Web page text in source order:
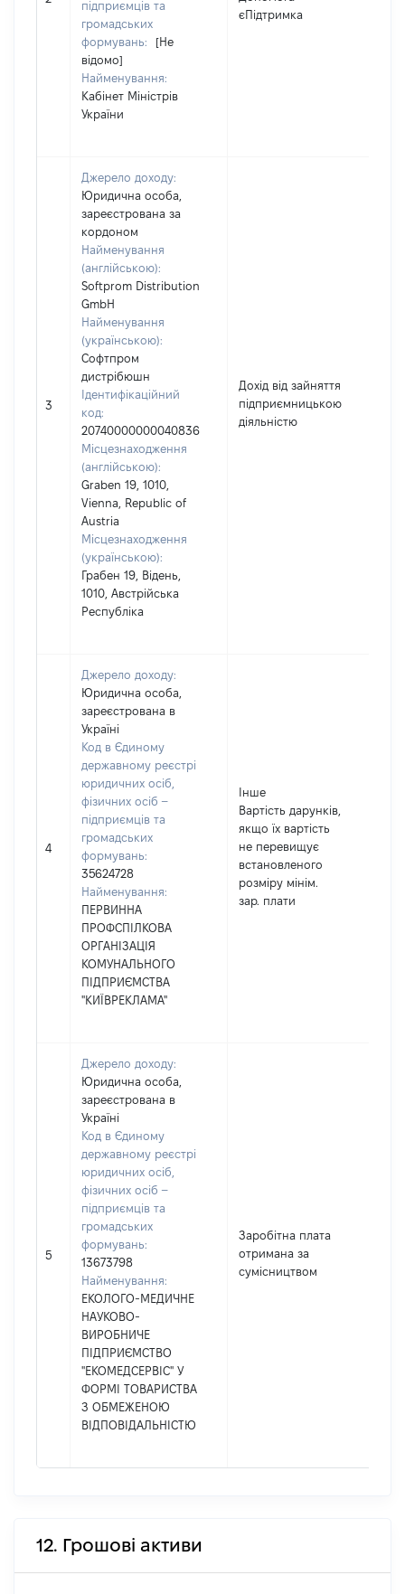
підприємців та
громадських
формувань:
[Не
відомо]
Найменування:
Кабінет Міністрів
України
єПідтримка
3
Джерело доходу:
Юридична особа,
зареєстрована за
кордоном
Найменування
(англійською):
Softprom Distribution
GmbH
Найменування
(українською):
Софтпром
дистрібюшн
Ідентифікаційний
код:
20740000000040836
Місцезнаходження
(англійською):
Graben 19, 1010,
Vienna, Republic of
Austria
Місцезнаходження
(українською):
Грабен 19, Відень,
1010, Австрійська
Республіка
Дохід від зайняття
підприємницькою
діяльністю
4
Джерело доходу:
Юридична особа,
зареєстрована в
Україні
Код в Єдиному
державному реєстрі
юридичних осіб,
фізичних осіб –
підприємців та
громадських
формувань:
35624728
Найменування:
ПЕРВИННА
ПРОФСПІЛКОВА
ОРГАНІЗАЦІЯ
КОМУНАЛЬНОГО
ПІДПРИЄМСТВА
"КИЇВРЕКЛАМА"
Інше
Вартість дарунків,
якщо їх вартість
не перевищує
встановленого
розміру мінім.
зар. плати
5
Джерело доходу:
Юридична особа,
зареєстрована в
Україні
Код в Єдиному
державному реєстрі
юридичних осіб,
фізичних осіб –
підприємців та
громадських
формувань:
13673798
Найменування:
ЕКОЛОГО-МЕДИЧНЕ
НАУКОВО-
ВИРОБНИЧЕ
ПІДПРИЄМСТВО
"ЕКОМЕДСЕРВІС" У
ФОРМІ ТОВАРИСТВА
З ОБМЕЖЕНОЮ
ВІДПОВІДАЛЬНІСТЮ
Заробітна плата
отримана за
сумісництвом
12. Грошові активи